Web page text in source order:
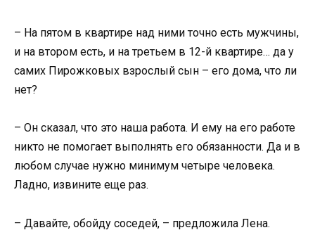
– На пятом в квартире над ними точно есть мужчины,
и на втором есть, и на третьем в 12-й квартире… да у
самих Пирожковых взрослый сын – его дома, что ли
нет?
– Он сказал, что это наша работа. И ему на его работе
никто не помогает выполнять его обязанности. Да и в
любом случае нужно минимум четыре человека.
Ладно, извините еще раз.
– Давайте, обойду соседей, – предложила Лена.